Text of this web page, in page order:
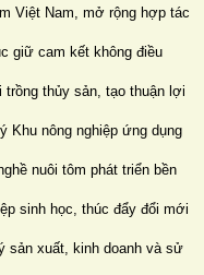
Việt Nam, mở rộng hợp tác
giữ cam kết không điều
thủy sản, tạo thuận lợi
Khu nông nghiệp ứng dụng
nuôi tôm phát triển bền
sinh học, thúc đẩy đổi mới
sản xuất, kinh doanh và sử